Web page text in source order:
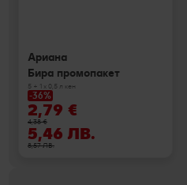
Ариана
Бира промопакет
5 + 1 х 0,5 л кен
-36%
2,79 €
4,38 €
5,46 ЛВ.
8,57 ЛВ.